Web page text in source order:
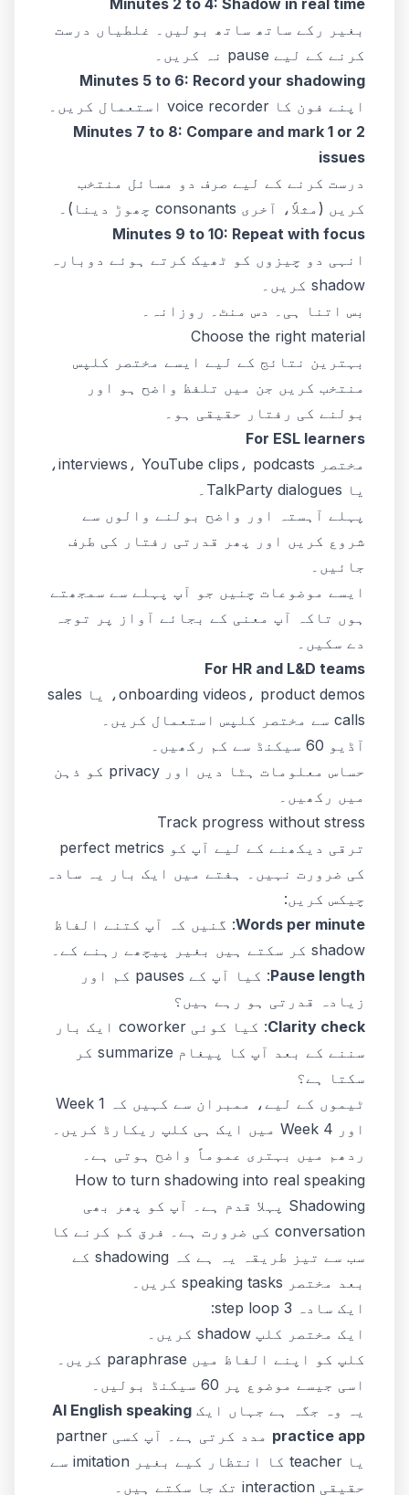
Minutes 2 to 4: Shadow in real time
بغیر رکے ساتھ ساتھ بولیں۔ غلطیاں درست
کرنے کے لیے pause نہ کریں۔
Minutes 5 to 6: Record your shadowing
اپنے فون کا voice recorder استعمال کریں۔
Minutes 7 to 8: Compare and mark 1 or 2
issues
درست کرنے کے لیے صرف دو مسائل منتخب
کریں (مثلاً، آخری consonants چھوڑ دینا)۔
Minutes 9 to 10: Repeat with focus
انہی دو چیزوں کو ٹھیک کرتے ہوئے دوبارہ
shadow کریں۔
بس اتنا ہی۔ دس منٹ۔ روزانہ۔
Choose the right material
بہترین نتائج کے لیے ایسے مختصر کلپس
منتخب کریں جن میں تلفظ واضح ہو اور
بولنے کی رفتار حقیقی ہو۔
For ESL learners
مختصر interviews، YouTube clips، podcasts،
یا TalkParty dialogues۔
پہلے آہستہ اور واضح بولنے والوں سے
شروع کریں اور پھر قدرتی رفتار کی طرف
جائیں۔
ایسے موضوعات چنیں جو آپ پہلے سے سمجھتے
ہوں تاکہ آپ معنی کے بجائے آواز پر توجہ
دے سکیں۔
For HR and L&D teams
onboarding videos، product demos، یا sales
calls سے مختصر کلپس استعمال کریں۔
آڈیو 60 سیکنڈ سے کم رکھیں۔
حساس معلومات ہٹا دیں اور privacy کو ذہن
میں رکھیں۔
Track progress without stress
ترقی دیکھنے کے لیے آپ کو perfect metrics
کی ضرورت نہیں۔ ہفتے میں ایک بار یہ سادہ
چیکس کریں:
Words per minute: گنیں کہ آپ کتنے الفاظ
shadow کر سکتے ہیں بغیر پیچھے رہنے کے۔
Pause length
: کیا آپ کے pauses کم اور
زیادہ قدرتی ہو رہے ہیں؟
Clarity check
: کیا کوئی coworker ایک بار
سننے کے بعد آپ کا پیغام summarize کر
سکتا ہے؟
ٹیموں کے لیے، ممبران سے کہیں کہ Week 1
اور Week 4 میں ایک ہی کلپ ریکارڈ کریں۔
ردھم میں بہتری عموماً واضح ہوتی ہے۔
How to turn shadowing into real speaking
Shadowing پہلا قدم ہے۔ آپ کو پھر بھی
conversation کی ضرورت ہے۔ فرق کم کرنے کا
سب سے تیز طریقہ یہ ہے کہ shadowing کے
بعد مختصر speaking tasks کریں۔
ایک سادہ 3 step loop:
ایک مختصر کلپ shadow کریں۔
کلپ کو اپنے الفاظ میں paraphrase کریں۔
اسی جیسے موضوع پر 60 سیکنڈ بولیں۔
یہ وہ جگہ ہے جہاں ایک AI English speaking
practice app
مدد کرتی ہے۔ آپ کسی partner
یا teacher کا انتظار کیے بغیر imitation سے
حقیقی interaction تک جا سکتے ہیں۔